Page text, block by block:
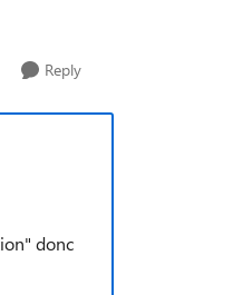
Reply
donc